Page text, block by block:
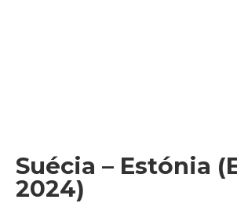
Suécia – Estónia
2024)